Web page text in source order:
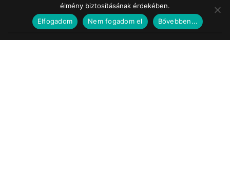
élmény biztosításának érdekében.
Elfogadom
Nem fogadom el Bővebben...